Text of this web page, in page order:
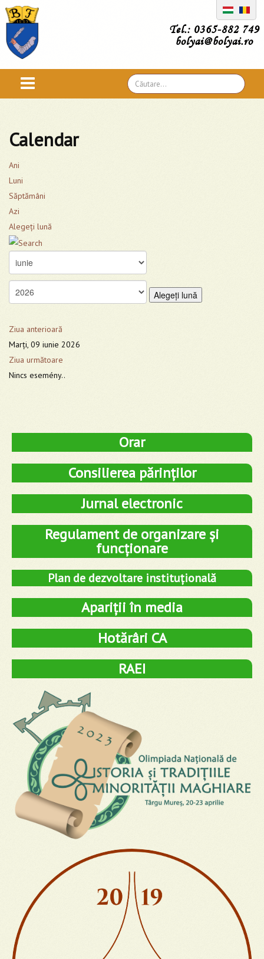
Tel.: 0365-882 749
bolyai@bolyai.ro
Căutare
...
Calendar
Ani
Luni
Săptămâni
Azi
Alegeţi lună
Alegeţi lună
Ziua anterioară
Marţi, 09 iunie 2026
Ziua următoare
Nincs esemény..
Orar
Consilierea părinților
Jurnal electronic
Regulament de organizare și
funcționare
Plan de dezvoltare instituțională
Apariții în media
Hotărâri CA
RAEI